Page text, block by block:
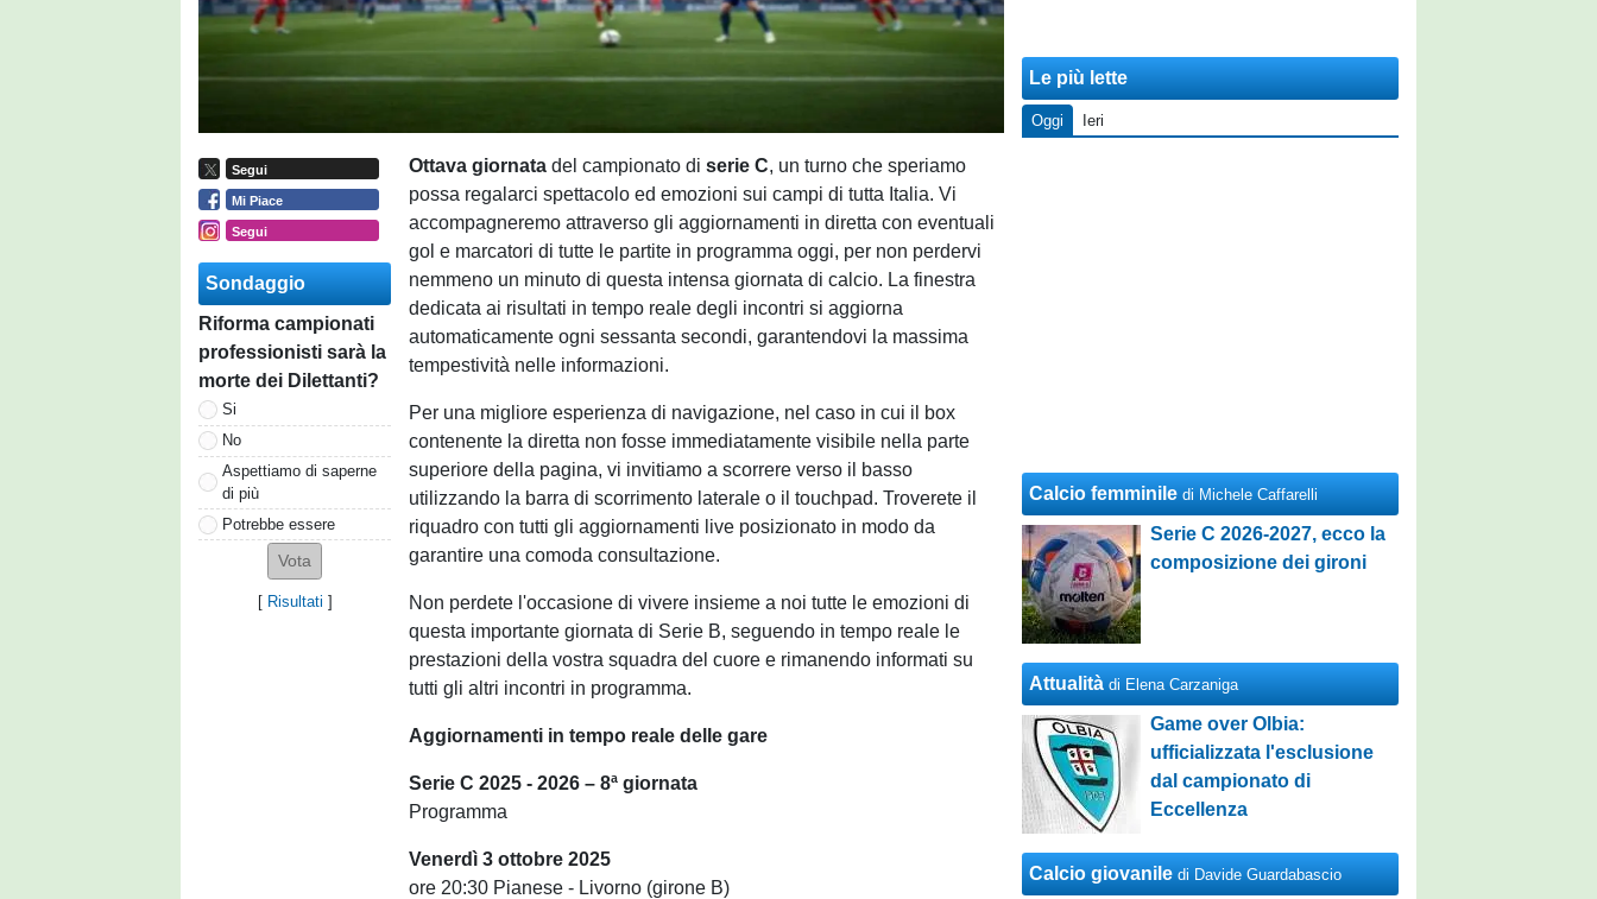
Segui
Mi Piace
Segui
Sondaggio
Riforma campionati
professionisti sarà la
morte dei Dilettanti?
Si
No
Aspettiamo di saperne
di più
Potrebbe essere
[ Risultati ]
Ottava giornatadel campionato diserie C, un turno che speriamo
possa regalarci spettacolo ed emozioni sui campi di tutta Italia. Vi
accompagneremo attraverso gli aggiornamenti in diretta con eventuali
gol e marcatori di tutte le partite in programma oggi, per non perdervi
nemmeno un minuto di questa intensa giornata di calcio. La finestra
dedicata ai risultati in tempo reale degli incontri si aggiorna
automaticamente ogni sessanta secondi, garantendovi la massima
tempestività nelle informazioni.
Per una migliore esperienza di navigazione, nel caso in cui il box
contenente la diretta non fosse immediatamente visibile nella parte
superiore della pagina, vi invitiamo a scorrere verso il basso
utilizzando la barra di scorrimento laterale o il touchpad. Troverete il
riquadro con tutti gli aggiornamenti live posizionato in modo da
garantire una comoda consultazione.
Non perdete l'occasione di vivere insieme a noi tutte le emozioni di
questa importante giornata di Serie B, seguendo in tempo reale le
prestazioni della vostra squadra del cuore e rimanendo informati su
tutti gli altri incontri in programma.
Aggiornamenti in tempo reale delle gare
Serie C 2025 - 2026 – 8ª giornata
Programma
Venerdì 3 ottobre 2025
ore 20:30 Pianese - Livorno (girone B)
Le più lette
Oggi Ieri
Calcio femminile di Michele Caffarelli
Serie C 2026-2027, ecco la
composizione dei gironi
Attualità di Elena Carzaniga
Game over Olbia:
ufficializzata l'esclusione
dal campionato di
Eccellenza
Calcio giovanile di Davide Guardabascio